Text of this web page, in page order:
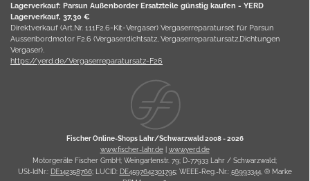
Lagerverkauf: Parsun Außenborder Ersatzteile günstig kaufen - YERD
Lagerverkauf, 37,30 €
Direktverkauf (Art.Nr. 111F2.6-Kit-Vergaser) Vergaserreparaturset für Parsun
Aussenbordmotor F2.6 (Vergaserdichtsatz, Vergaserreparatursatz,Dichtungen
Vergaser).
https://yerd.de/Vergaserreparatursatz-F26
Fischer Online-Shops Lahr/Schwarzwald 2008 -2026
www.fischer-lahr.de| www.yerd.de
Motorgeräte Fischer GmbH; Weingartenstr. 79; D-77933 Lahr / Schwarzwald;
USt-IdNr.: DE142358766; LUCID: DE4597642301795; WEEE-Reg.-Nr.: 56993344, ® Marke